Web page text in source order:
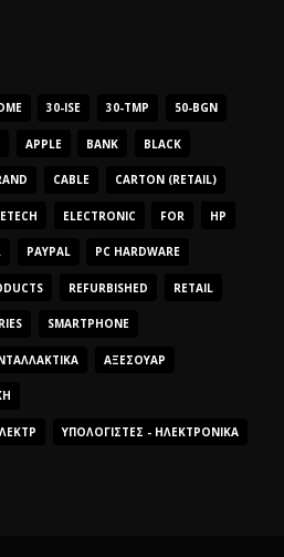
30-ISE 30-TMP 50-BGN
APPLE BANK BLACK
CABLE CARTON (RETAIL)
ELECTRONIC FOR HP
PAYPAL PC HARDWARE
REFURBISHED RETAIL
SMARTPHONE
ΑΞΕΣΟΥΆΡ
ΥΠΟΛΟΓΙΣΤΈΣ - ΗΛΕΚΤΡΟΝΙΚΆ